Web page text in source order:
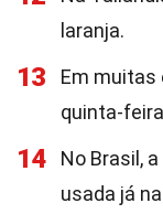
laranja.
13
Em muitas
quinta-
14
No Brasil,
usada já